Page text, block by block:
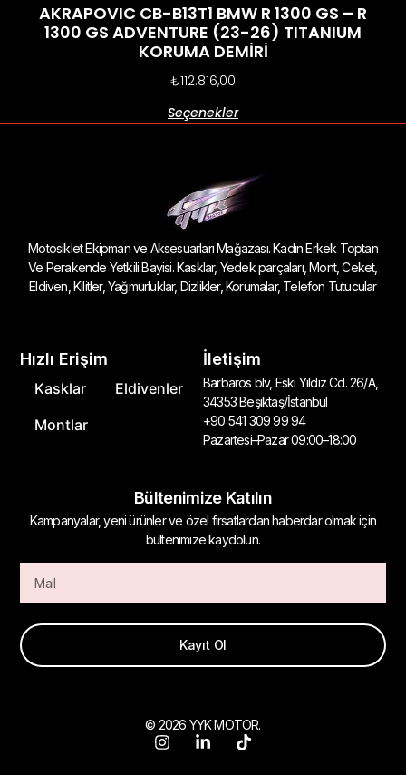
AKRAPOVIC CB-B13T1 BMW R 1300 GS – R
1300 GS ADVENTURE (23-26) TITANIUM
KORUMA DEMİRİ
₺112.816,00
Seçenekler
Motosiklet Ekipman ve Aksesuarları Mağazası. Kadın Erkek Toptan
Ve Perakende Yetkili Bayisi. Kasklar, Yedek parçaları, Mont, Ceket,
Eldiven, Kilitler, Yağmurluklar, Dizlikler, Korumalar, Telefon Tutucular
Hızlı Erişim
Kasklar
Eldivenler
Montlar
İletişim
Barbaros blv, Eski Yıldız Cd. 26/A,
34353 Beşiktaş/İstanbul
+90 541 309 99 94
Pazartesi–Pazar 09:00–18:00
Bültenimize Katılın
Kampanyalar, yeni ürünler ve özel fırsatlardan haberdar olmak için
bültenimize kaydolun.
Kayıt Ol
© 2026 YYK MOTOR.